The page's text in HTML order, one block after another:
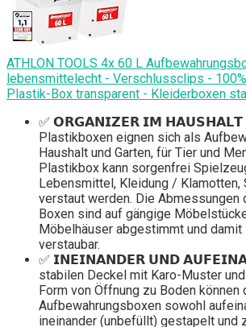
ATHLON TOOLS 4x 60 L
lebensmittelecht - Verschlussclips -
Plastik-Box transparent - Kleiderboxen
✅ 𝗢𝗥𝗚𝗔𝗡𝗜𝗭𝗘𝗥 𝗜𝗠 𝗛𝗔𝗨𝗦𝗛𝗔𝗟𝗧 |
Plastikboxen eignen sich als
Haushalt und Garten, für Tier und
Plastikbox kann sorgenfrei
Lebensmittel, Kleidung / Klamotten,
verstaut werden. Die
Boxen sind auf gängige
Möbelhäuser abgestimmt und damit
verstaubar.
✅ 𝗜𝗡𝗘𝗜𝗡𝗔𝗡𝗗𝗘𝗥 𝗨𝗡𝗗
stabilen Deckel mit Karo-Muster
Form von Öffnung zu Boden können
Aufbewahrungsboxen sowohl
ineinander (unbefüllt) gestapelt und